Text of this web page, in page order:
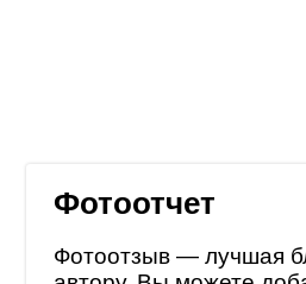
Фотоотчет
Фотоотзыв — лучшая